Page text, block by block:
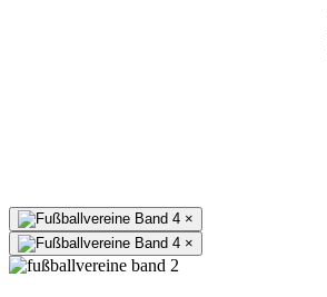
×
×